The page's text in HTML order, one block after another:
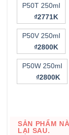
P50T 250ml
₫2771K
P50V 250ml
₫2800K
P50W 250ml
₫2800K
SẢN PHẨM
LẠI SAU.